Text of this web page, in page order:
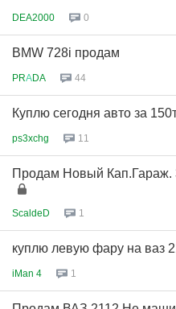
DEA2000 0
BMW 728i продам
PRАDA 44
Куплю сегодня авто за
ps3xchg 11
Продам Новый Кап.Гараж.
ScaldeD 1
куплю левую фару на ваз
iMan 4 1